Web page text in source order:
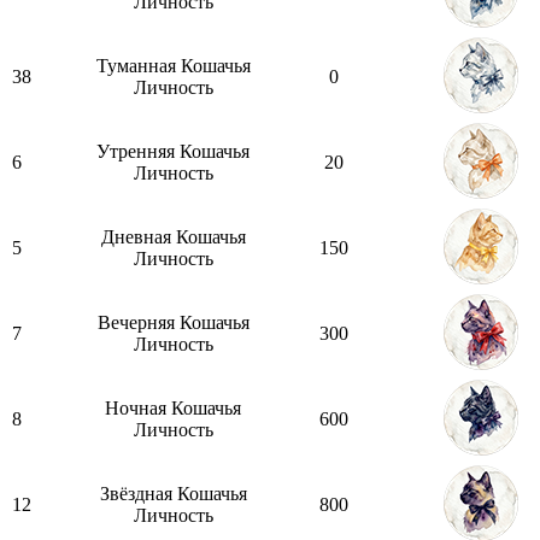
38
Туманная Кошачья
Личность
0
6
Утренняя Кошачья
Личность
20
5
Дневная Кошачья
Личность
150
7
Вечерняя Кошачья
Личность
300
8
Ночная Кошачья
Личность
600
12
Звёздная Кошачья
Личность
800